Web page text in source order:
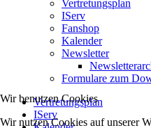
Vertretungsplan
IServ
Fanshop
Kalender
Newsletter
Formulare zum
Vertretungsplan
IServ
Wir benutzen Cookies
Wir nutzen Cookies auf unserer